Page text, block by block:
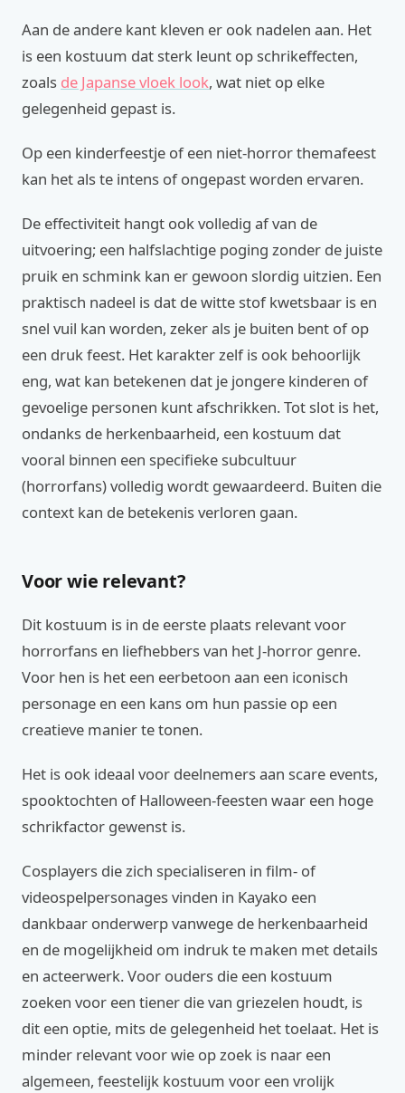
Aan de andere kant kleven er ook nadelen aan. Het
is een kostuum dat sterk leunt op schrikeffecten,
zoals de Japanse vloek look, wat niet op elke
gelegenheid gepast is.
Op een kinderfeestje of een niet-horror themafeest
kan het als te intens of ongepast worden ervaren.
De effectiviteit hangt ook volledig af van de
uitvoering; een halfslachtige poging zonder de juiste
pruik en schmink kan er gewoon slordig uitzien. Een
praktisch nadeel is dat de witte stof kwetsbaar is en
snel vuil kan worden, zeker als je buiten bent of op
een druk feest. Het karakter zelf is ook behoorlijk
eng, wat kan betekenen dat je jongere kinderen of
gevoelige personen kunt afschrikken. Tot slot is het,
ondanks de herkenbaarheid, een kostuum dat
vooral binnen een specifieke subcultuur
(horrorfans) volledig wordt gewaardeerd. Buiten die
context kan de betekenis verloren gaan.
Voor wie relevant?
Dit kostuum is in de eerste plaats relevant voor
horrorfans en liefhebbers van het J-horror genre.
Voor hen is het een eerbetoon aan een iconisch
personage en een kans om hun passie op een
creatieve manier te tonen.
Het is ook ideaal voor deelnemers aan scare events,
spooktochten of Halloween-feesten waar een hoge
schrikfactor gewenst is.
Cosplayers die zich specialiseren in film- of
videospelpersonages vinden in Kayako een
dankbaar onderwerp vanwege de herkenbaarheid
en de mogelijkheid om indruk te maken met details
en acteerwerk. Voor ouders die een kostuum
zoeken voor een tiener die van griezelen houdt, is
dit een optie, mits de gelegenheid het toelaat. Het is
minder relevant voor wie op zoek is naar een
algemeen, feestelijk kostuum voor een vrolijk